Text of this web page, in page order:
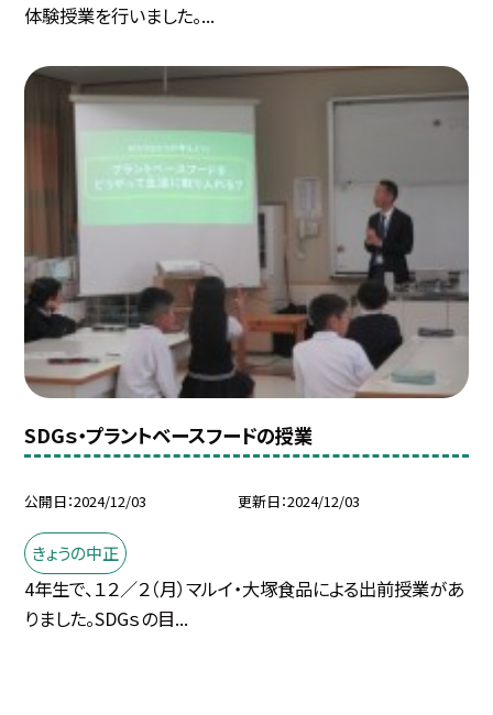
体験授業を行いました。...
SDGｓ・プラントベースフードの授業
公開日 2024/12/03 更新日 2024/12/03
きょうの中正
4年生で、１２／２（月）マルイ・大塚食品による出前授業があ
りました。SDGｓの目...